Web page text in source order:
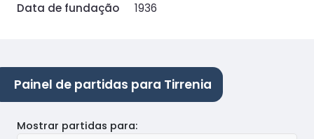
Data de fundação
1936
Painel de partidas para Tirrenia
Mostrar partidas para: